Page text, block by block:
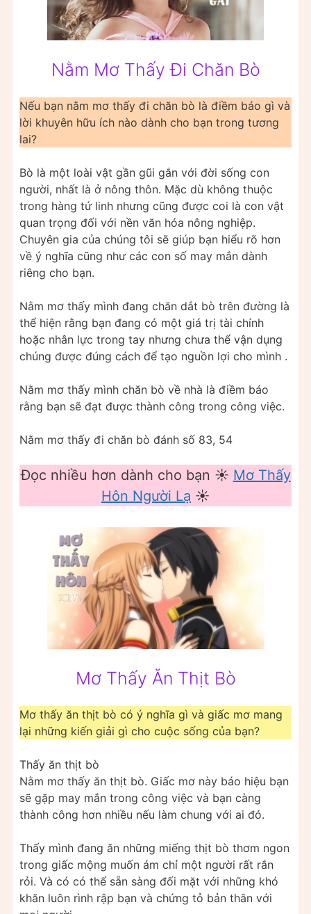
Nằm Mơ Thấy Đi Chăn Bò
Nếu bạn nằm mơ thấy đi chăn bò là điềm báo gì và
lời khuyên hữu ích nào dành cho bạn trong tương
lai?
Bò là một loài vật gần gũi gắn với đời sống con
người, nhất là ở nông thôn. Mặc dù không thuộc
trong hàng tứ linh nhưng cũng được coi là con vật
quan trọng đối với nền văn hóa nông nghiệp.
Chuyên gia của chúng tôi sẽ giúp bạn hiểu rõ hơn
về ý nghĩa cũng như các con số may mắn dành
riêng cho bạn.
Nằm mơ thấy mình đang chăn dắt bò trên đường là
thể hiện rằng bạn đang có một giá trị tài chính
hoặc nhân lực trong tay nhưng chưa thể vận dụng
chúng được đúng cách để tạo nguồn lợi cho mình .
Nằm mơ thấy mình chăn bò về nhà là điềm báo
rằng bạn sẽ đạt được thành công trong công việc.
Nằm mơ thấy đi chăn bò đánh số 83, 54
Đọc nhiều hơn dành cho bạn ☀️ Mơ Thấy
Hôn Người Lạ ☀️
Mơ Thấy Ăn Thịt Bò
Mơ thấy ăn thịt bò có ý nghĩa gì và giấc mơ mang
lại những kiến giải gì cho cuộc sống của bạn?
Thấy ăn thịt bò
Nằm mơ thấy ăn thịt bò. Giấc mơ này báo hiệu bạn
sẽ gặp may mắn trong công việc và bạn càng
thành công hơn nhiều nếu làm chung với ai đó.
Thấy mình đang ăn những miếng thịt bò thơm ngon
trong giấc mộng muốn ám chỉ một người rất rắn
rỏi. Và có có thể sẵn sàng đối mặt với những khó
khăn luôn rình rập bạn và chứng tỏ bản thân với